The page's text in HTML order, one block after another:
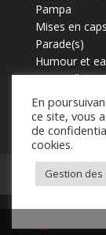
Pampa
Mises en
Parade(s)
Humour et
Marmaille en
En
ce site, vous
de
cookies.
Gestion des